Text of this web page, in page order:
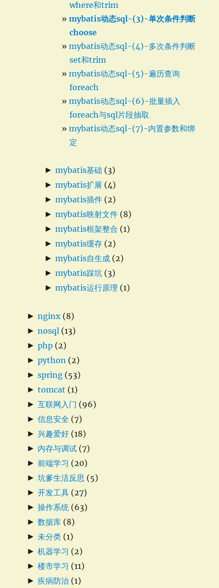
where和trim
mybatis动态sql-(3)-单次条件判断
choose
mybatis动态sql-(4)-多次条件判断
set和trim
mybatis动态sql-(5)-遍历查询
foreach
mybatis动态sql-(6)-批量插入
foreach与sql片段抽取
mybatis动态sql-(7)-内置参数和绑
定
► mybatis基础 (3)
► mybatis扩展 (4)
► mybatis插件 (2)
► mybatis映射文件 (8)
► mybatis框架整合 (1)
► mybatis缓存 (2)
► mybatis自生成 (2)
► mybatis踩坑 (3)
► mybatis运行原理 (1)
► nginx (8)
► nosql (13)
► php (2)
► python (2)
► spring (53)
► tomcat (1)
► 互联网入门 (96)
► 信息安全 (7)
► 兴趣爱好 (18)
► 内存与调试 (7)
► 前端学习 (20)
► 坑爹生活反思 (5)
► 开发工具 (27)
► 操作系统 (63)
► 数据库 (8)
► 未分类 (1)
► 机器学习 (2)
► 楼市学习 (11)
► 疾病防治 (1)